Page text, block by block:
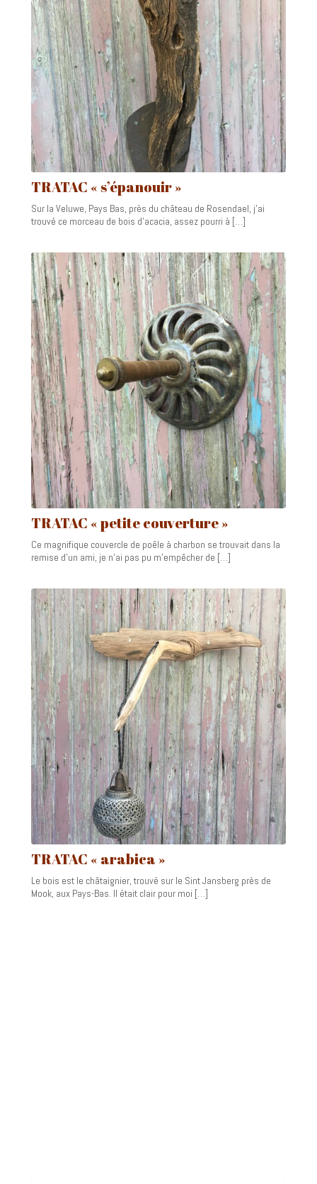
TRATAC « s’épanouir »
Sur la Veluwe, Pays Bas, près du château de Rosendael, j’ai
trouvé ce morceau de bois d’acacia, assez pourri à […]
TRATAC « petite couverture »
Ce magnifique couvercle de poêle à charbon se trouvait dans la
remise d’un ami, je n’ai pas pu m’empêcher de […]
TRATAC « arabica »
Le bois est le châtaignier, trouvé sur le Sint Jansberg près de
Mook, aux Pays-Bas. Il était clair pour moi […]